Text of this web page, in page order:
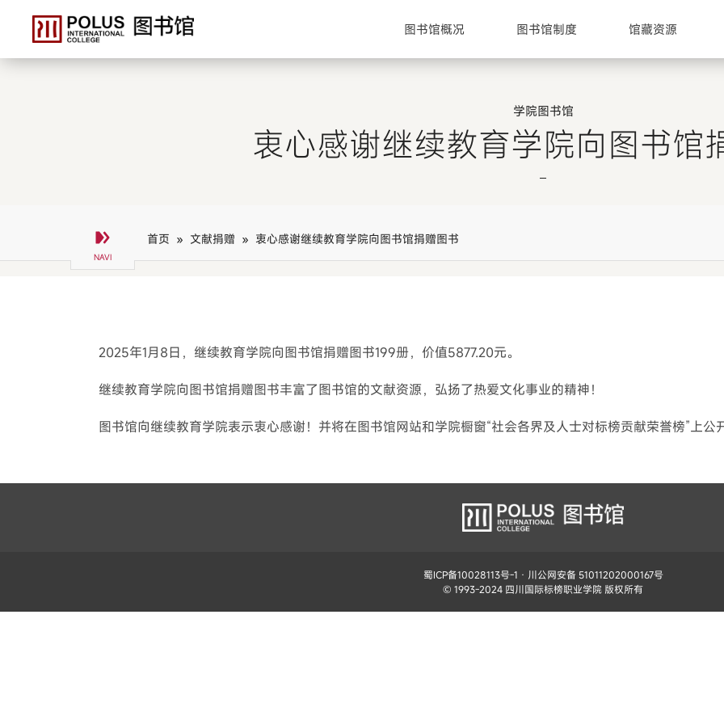
图书馆概况 图书馆制度 馆藏资源
学院图书馆
衷心感谢继续教育学院向图书馆
首页 » 文献捐赠 » 衷心感谢继续教育学院向图书馆捐赠图书
2025年1月8日，继续教育学院向图书馆捐赠图书199册，价值5877.20元。
继续教育学院向图书馆捐赠图书丰富了图书馆的文献资源，弘扬了热爱文化事业的精神！
图书馆向继续教育学院表示衷心感谢！并将在图书馆网站和学院橱窗“社会各界及人士对标榜贡献荣誉榜”上公
蜀ICP备10028113号-1 · 川公网安备 51011202000167号
© 1993-2024 四川国际标榜职业学院 版权所有